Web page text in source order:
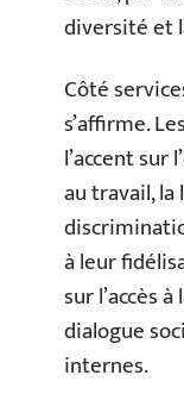
diversité et
Côté
s’affirme.
l’accent sur
au travail,
à leur
sur l’accès
dialogue
internes.